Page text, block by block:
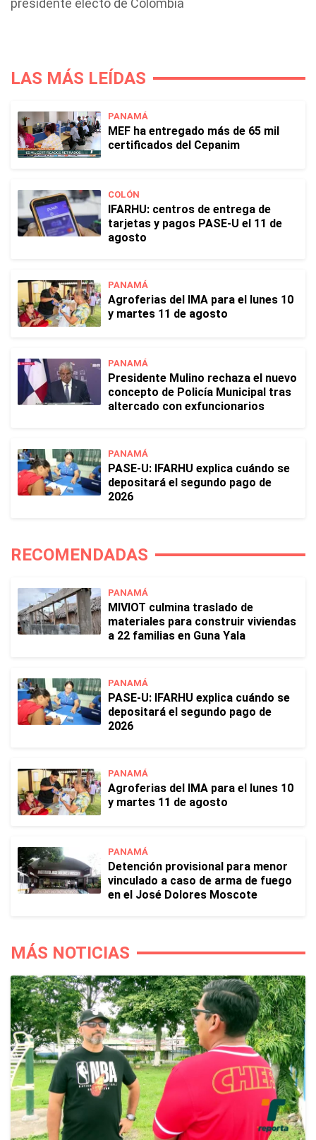
presidente electo de Colombia
LAS MÁS LEÍDAS
PANAMÁ
MEF ha entregado más de 65 mil
certificados del Cepanim
COLÓN
IFARHU: centros de entrega de
tarjetas y pagos PASE-U el 11 de
agosto
PANAMÁ
Agroferias del IMA para el lunes 10
y martes 11 de agosto
PANAMÁ
Presidente Mulino rechaza el nuevo
concepto de Policía Municipal tras
altercado con exfuncionarios
PANAMÁ
PASE-U: IFARHU explica cuándo se
depositará el segundo pago de
2026
RECOMENDADAS
PANAMÁ
MIVIOT culmina traslado de
materiales para construir viviendas
a 22 familias en Guna Yala
PANAMÁ
PASE-U: IFARHU explica cuándo se
depositará el segundo pago de
2026
PANAMÁ
Agroferias del IMA para el lunes 10
y martes 11 de agosto
PANAMÁ
Detención provisional para menor
vinculado a caso de arma de fuego
en el José Dolores Moscote
MÁS NOTICIAS